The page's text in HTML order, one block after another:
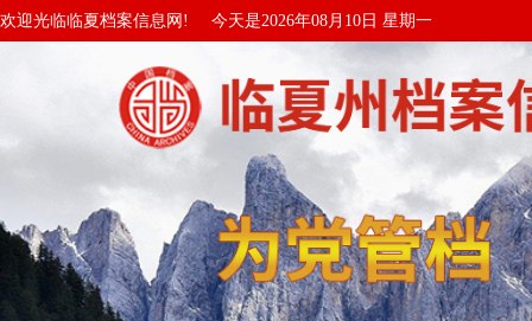
欢迎光临临夏档案信息网! 今天是2026年08月10日 星期一